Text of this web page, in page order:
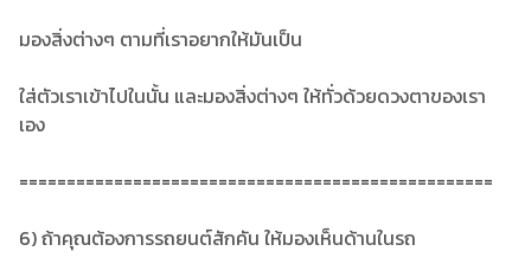
มองสิ่งต่างๆ ตามที่เราอยากให้มันเป็น
ใส่ตัวเราเข้าไปในนั้น และมองสิ่งต่างๆ ให้ทั่วด้วยดวงตาของเรา
เอง
==================================================
6) ถ้าคุณต้องการรถยนต์สักคัน ให้มองเห็นด้านในรถ